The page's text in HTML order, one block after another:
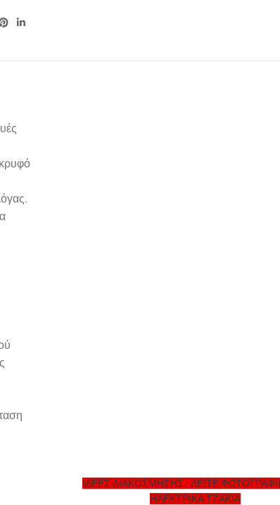
ΙΔΕΕΣ ΔΙΑΚΟΣΜΗΣΗΣ - ΔΕΙΤΕ
ΗΛΕΚΤΡΙΚΑ ΤΖΑΚΙΑ